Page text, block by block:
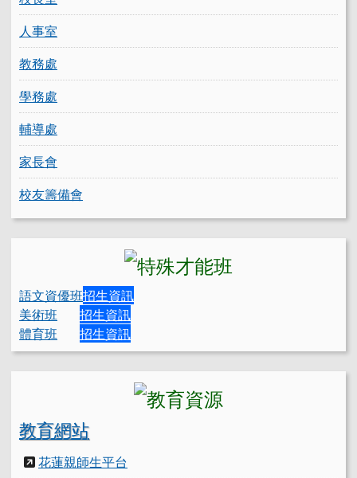
人事室
教務處
學務處
輔導處
家長會
校友籌備會
語文資優班招生資訊
美術班
招生資訊
體育班
招生資訊
教育網站
花蓮親師生平台